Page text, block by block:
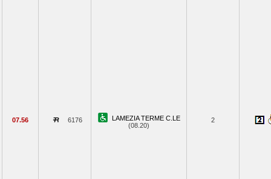
07.56 6176
LAMEZIA TERME C.LE
(08.20)
2